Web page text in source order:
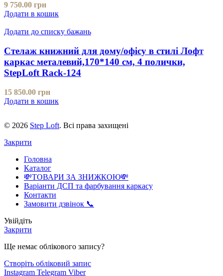
9 750.00 грн
Додати в кошик
Додати до списку бажань
Стелаж книжний для дому/офісу в стилі Лофт
каркас металевий,170*140 см, 4 полички,
StepLoft Rack-124
15 850.00 грн
Додати в кошик
© 2026 Step Loft. Всі права захищені
Закрити
Головна
Каталог
💸ТОВАРИ ЗА ЗНИЖКОЮ💸
Варіанти ДСП та фарбування каркасу
Контакти
Замовити дзвінок 📞
Увійдіть
Закрити
Ще немає облікового запису?
Створіть обліковий запис
Instagram Telegram Viber